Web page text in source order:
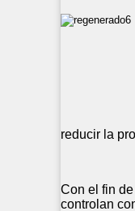
reducir la
Con el fin
controlan